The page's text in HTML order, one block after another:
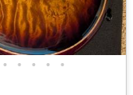
• • • • •